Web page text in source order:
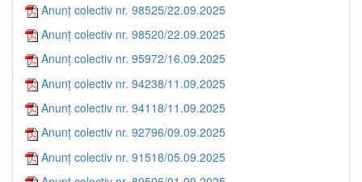
Anunț colectiv nr. 98525/22.09.2025
Anunț colectiv nr. 98520/22.09.2025
Anunț colectiv nr. 95972/16.09.2025
Anunț colectiv nr. 94238/11.09.2025
Anunț colectiv nr. 94118/11.09.2025
Anunț colectiv nr. 92796/09.09.2025
Anunț colectiv nr. 91518/05.09.2025